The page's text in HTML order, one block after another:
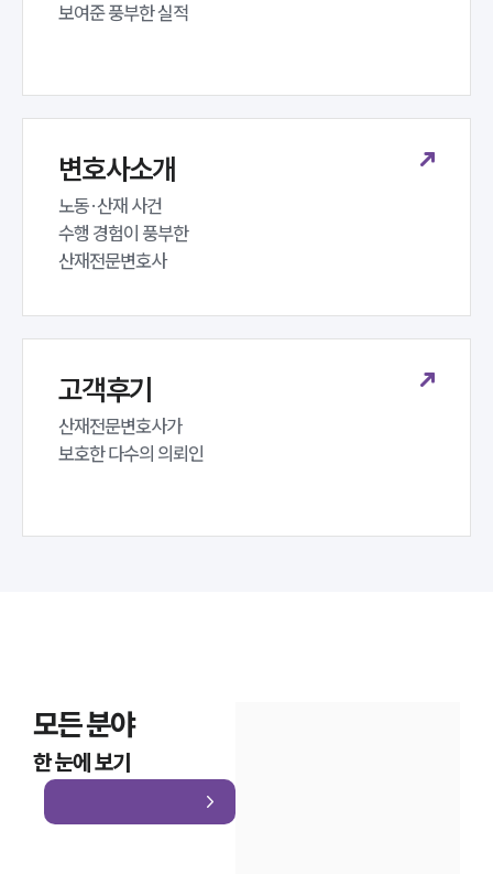
보여준 풍부한 실적
변호사소개
노동·산재 사건
수행 경험이 풍부한
산재전문변호사
고객후기
산재전문변호사가
보호한 다수의 의뢰인
모든 분야
한 눈에 보기